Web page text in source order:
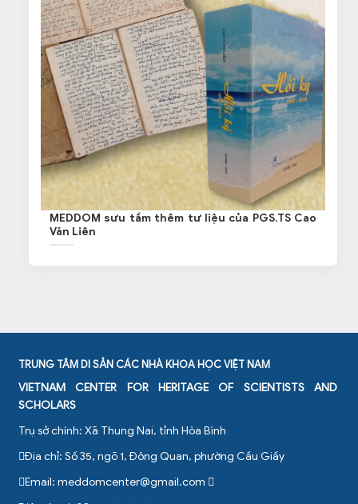
MEDDOM sưu tầm thêm tư liệu của PGS.TS Cao
Văn Liên
TRUNG TÂM DI SẢN CÁC NHÀ KHOA HỌC VIỆT NAM
VIETNAM CENTER FOR HERITAGE OF SCIENTISTS AND
SCHOLARS
Trụ sở chính: Xã Thung Nai, tỉnh Hòa Bình
Địa chỉ: Số 35, ngõ 1, Đông Quan, phường Cầu Giấy
Email: meddomcenter@gmail.com